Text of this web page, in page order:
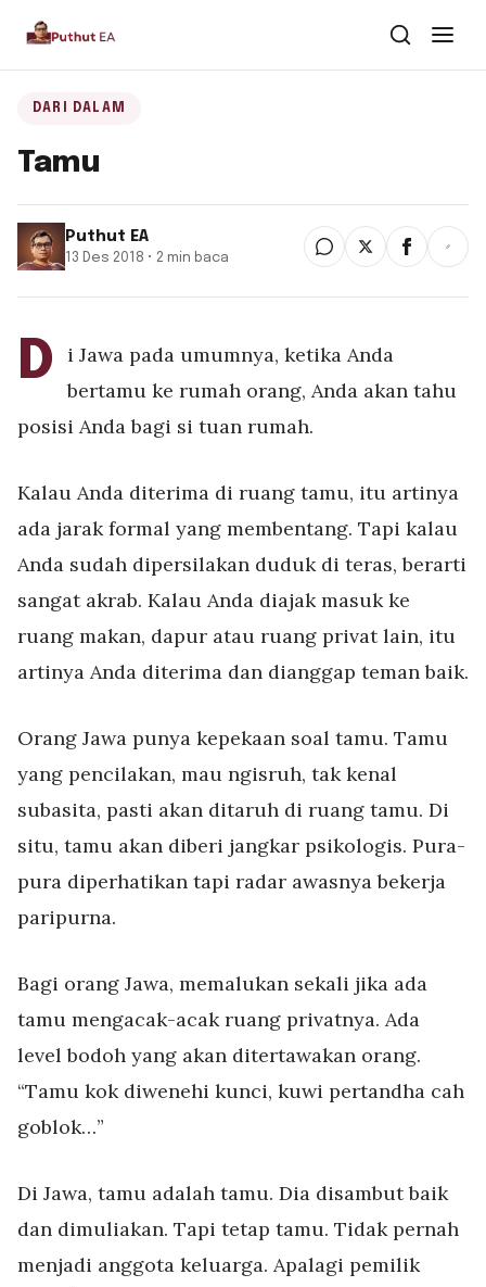
Dari Dalam
Dari Kawan
Buku
Tentang
Puthut EA
Situsweb
DARI DALAM
Tamu
Puthut EA
13 Des 2018 • 2 min baca
D
i Jawa pada umumnya, ketika Anda
bertamu ke rumah orang, Anda akan tahu
posisi Anda bagi si tuan rumah.
Kalau Anda diterima di ruang tamu, itu artinya
ada jarak formal yang membentang. Tapi kalau
Anda sudah dipersilakan duduk di teras, berarti
sangat akrab. Kalau Anda diajak masuk ke
ruang makan, dapur atau ruang privat lain, itu
artinya Anda diterima dan dianggap teman baik.
Orang Jawa punya kepekaan soal tamu. Tamu
yang pencilakan, mau ngisruh, tak kenal
subasita, pasti akan ditaruh di ruang tamu. Di
situ, tamu akan diberi jangkar psikologis. Pura-
pura diperhatikan tapi radar awasnya bekerja
paripurna.
Bagi orang Jawa, memalukan sekali jika ada
tamu mengacak-acak ruang privatnya. Ada
level bodoh yang akan ditertawakan orang.
“Tamu kok diwenehi kunci, kuwi pertandha cah
goblok…”
Di Jawa, tamu adalah tamu. Dia disambut baik
dan dimuliakan. Tapi tetap tamu. Tidak pernah
menjadi anggota keluarga. Apalagi pemilik